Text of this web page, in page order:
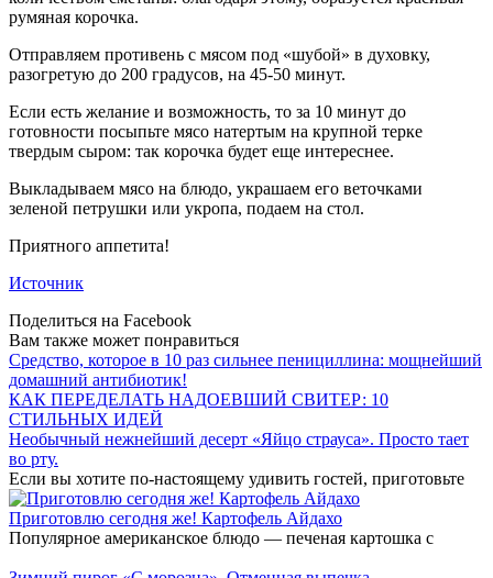
румяная корочка.
Отправляем противень с мясом под «шубой» в духовку,
разогретую до 200 градусов, на 45-50 минут.
Если есть желание и возможность, то за 10 минут до
готовности посыпьте мясо натертым на крупной терке
твердым сыром: так корочка будет еще интереснее.
Выкладываем мясо на блюдо, украшаем его веточками
зеленой петрушки или укропа, подаем на стол.
Приятного аппетита!
Источник
Поделиться на Facebook
Вам также может понравиться
Средство, которое в 10 раз сильнее пенициллина: мощнейший
домашний антибиотик!
КАК ПЕРЕДЕЛАТЬ НАДОЕВШИЙ СВИТЕР: 10
СТИЛЬНЫХ ИДЕЙ
Необычный нежнейший десерт «Яйцо страуса». Просто тает
во рту.
Если вы хотите по-настоящему удивить гостей, приготовьте
Приготовлю сегодня же! Картофель Айдахо
Популярное американское блюдо — печеная картошка с